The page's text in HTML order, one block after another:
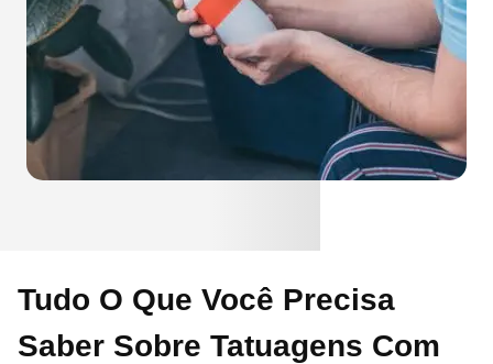
Tudo O Que Você Precisa
Saber Sobre Tatuagens Com